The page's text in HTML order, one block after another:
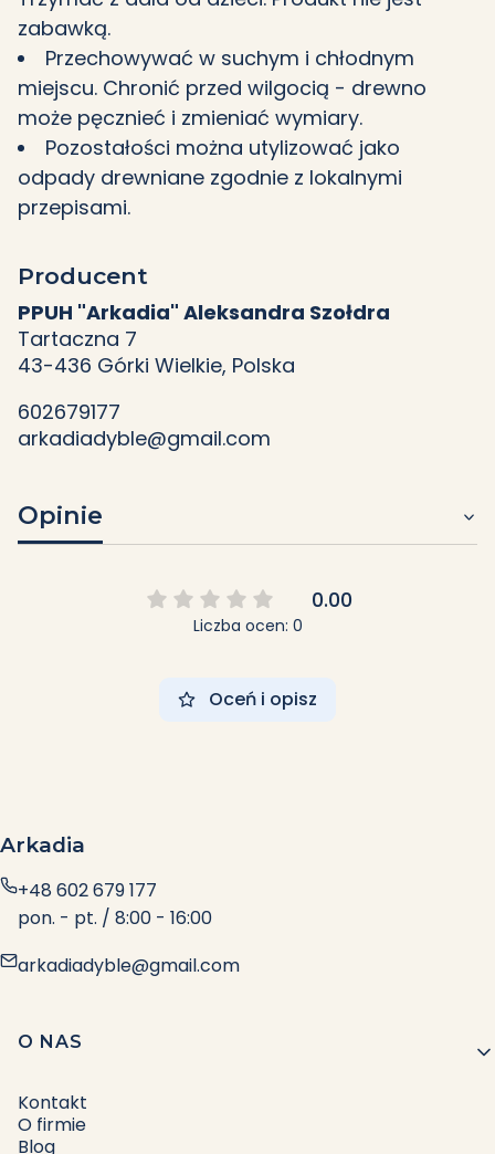
zabawką.
Przechowywać w suchym i chłodnym
miejscu. Chronić przed wilgocią - drewno
może pęcznieć i zmieniać wymiary.
Pozostałości można utylizować jako
odpady drewniane zgodnie z lokalnymi
przepisami.
Producent
PPUH "Arkadia" Aleksandra Szołdra
Tartaczna 7
43-436 Górki Wielkie, Polska
602679177
arkadiadyble@gmail.com
Opinie
0.00
Liczba ocen: 0
Oceń i opisz
Arkadia
+48 602 679 177
pon. - pt. / 8:00 - 16:00
arkadiadyble@gmail.com
Linki w stopce
O NAS
Kontakt
O firmie
Blog